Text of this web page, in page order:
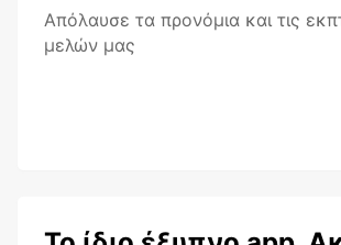
Aπόλαυσε τα προνόμια και τις
μελών μας